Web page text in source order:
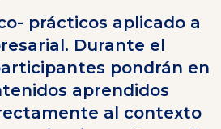
prácticos aplicado a
Durante el
pondrán en
aprendidos
al contexto